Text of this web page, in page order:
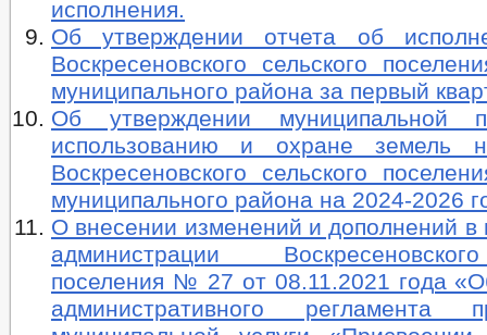
исполнения.
Об утверждении отчета об
Воскресеновского сельского
муниципального района за первый
Об утверждении муниципальной
использованию и охране земель
Воскресеновского сельского
муниципального района на 2024-2026
О внесении изменений и дополнений в
администрации
поселения № 27 от 08.11.2021 года
административного регламента